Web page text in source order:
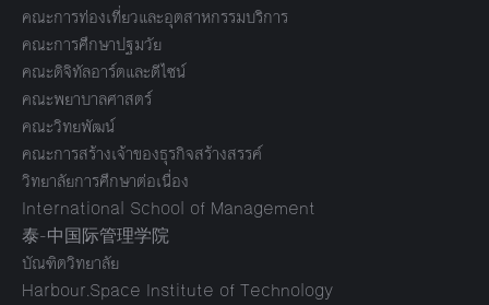
คณะการท่องเที่ยวและอุตสาหกรรมบริการ
คณะการศึกษาปฐมวัย
คณะดิจิทัลอาร์ตและดีไซน์
คณะพยาบาลศาสตร์
คณะวิทยพัฒน์
คณะการสร้างเจ้าของธุรกิจสร้างสรรค์
วิทยาลัยการศึกษาต่อเนื่อง
International School of Management
泰-中国际管理学院
บัณฑิตวิทยาลัย
Harbour.Space Institute of Technology